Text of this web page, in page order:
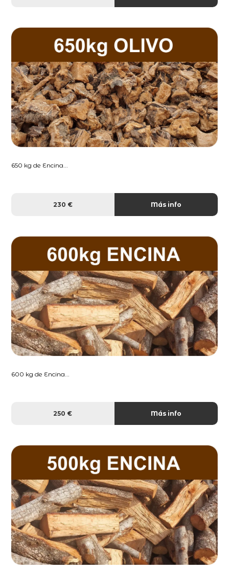
650 kg de Encina...
230 € Más info
600 kg de Encina...
250 € Más info